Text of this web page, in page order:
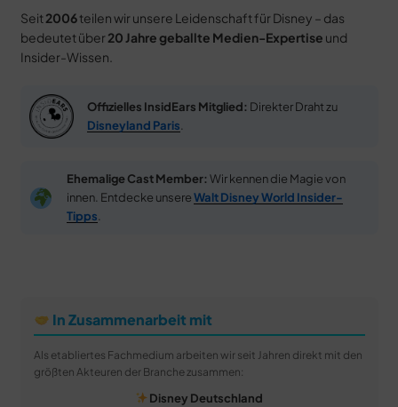
Seit 2006teilen wir unsere Leidenschaft für Disney – das
bedeutet über 20 Jahre geballte Medien-Expertise und
Insider-Wissen.
Offizielles InsidEars Mitglied: Direkter Draht zu
Disneyland Paris
Ehemalige Cast Member: Wir kennen die Magie von
innen. Entdecke unsereWalt Disney World Insider-
Tipps
In Zusammenarbeit mit
Als etabliertes Fachmedium arbeiten wir seit Jahren direkt mit den
größten Akteuren der Branche zusammen:
Disney Deutschland